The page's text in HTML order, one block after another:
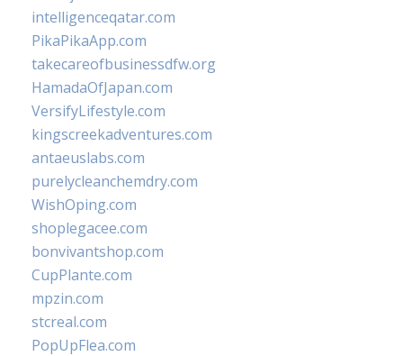
intelligenceqatar.com
PikaPikaApp.com
takecareofbusinessdfw.org
HamadaOfJapan.com
VersifyLifestyle.com
kingscreekadventures.com
antaeuslabs.com
purelycleanchemdry.com
WishOping.com
shoplegacee.com
bonvivantshop.com
CupPlante.com
mpzin.com
stcreal.com
PopUpFlea.com